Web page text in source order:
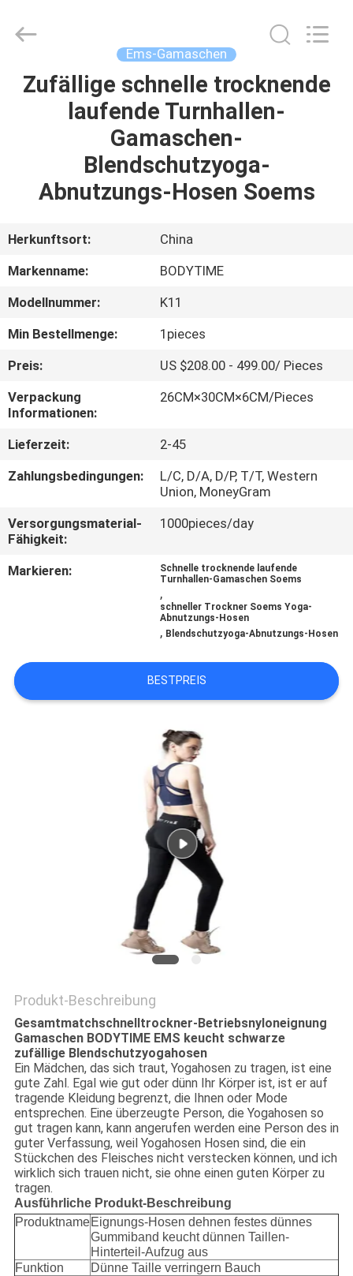
HAUS
PRODUKTE
ÜBER
FABRIK-
QUALITÄTSKONTROLLE
TRETEN
SIE
MIT
UNS
VERBINDUNG
NACHRICHTEN
FORDERN
SIE
Technology
Reserved.
Ems-Gamaschen
Zufällige schnelle trocknende
laufende Turnhallen-
Gamaschen-
Blendschutzyoga-
Abnutzungs-Hosen Soems
Herkunftsort:
China
Markenname:
BODYTIME
Modellnummer:
K11
Min Bestellmenge:
1pieces
Preis:
US $208.00 - 499.00/ Pieces
Verpackung
Informationen:
26CM×30CM×6CM/Pieces
Lieferzeit:
2-45
Zahlungsbedingungen:
L/C, D/A, D/P, T/T, Western
Union, MoneyGram
Versorgungsmaterial-
Fähigkeit:
1000pieces/day
Markieren:
Schnelle trocknende laufende
Turnhallen-Gamaschen Soems
,
schneller Trockner Soems Yoga-
Abnutzungs-Hosen
, Blendschutzyoga-Abnutzungs-Hosen
BESTPREIS
Produkt-Beschreibung
Gesamtmatchschnelltrockner-Betriebsnyloneignung
Gamaschen BODYTIME EMS keucht schwarze
zufällige Blendschutzyogahosen
Ein Mädchen, das sich traut, Yogahosen zu tragen, ist eine
gute Zahl. Egal wie gut oder dünn Ihr Körper ist, ist er auf
tragende Kleidung begrenzt, die Ihnen oder Mode
entsprechen. Eine überzeugte Person, die Yogahosen so
gut tragen kann, kann angerufen werden eine Person des in
guter Verfassung, weil Yogahosen Hosen sind, die ein
Stückchen des Fleisches nicht verstecken können, und ich
wirklich sich trauen nicht, sie ohne einen guten Körper zu
tragen.
Ausführliche Produkt-Beschreibung
ProduktnameEignungs-Hosen dehnen festes dünnes
Gummiband keucht dünnen Taillen-
Hinterteil-Aufzug aus
Funktion
Dünne Taille verringern Bauch